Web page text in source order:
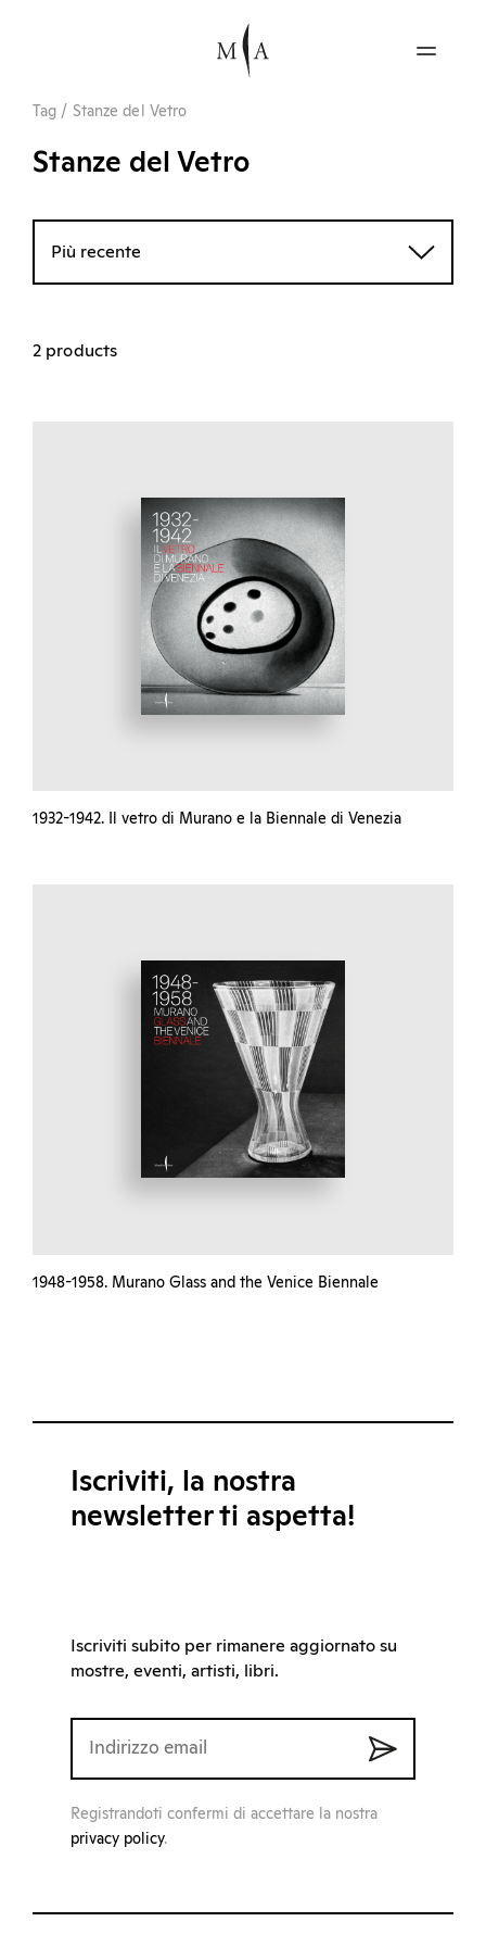
Tag / Stanze del Vetro
Stanze del Vetro
Più recente
2 products
1932-1942. Il vetro di Murano e la Biennale di Venezia
1948-1958. Murano Glass and the Venice Biennale
Iscriviti, la nostra
newsletter ti aspetta!
Iscriviti subito per rimanere aggiornato su
mostre, eventi, artisti, libri.
Registrandoti confermi di accettare la nostra
privacy policy.